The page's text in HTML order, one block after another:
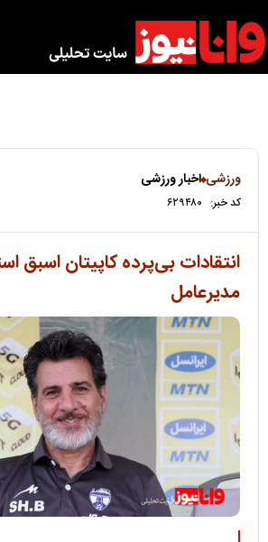
ورزشی اخبار ورزشی
کد خبر: ۶۲۹۴۸۰
انتقادات بی‌پرده کاپیتان اسبق
مدیرعامل